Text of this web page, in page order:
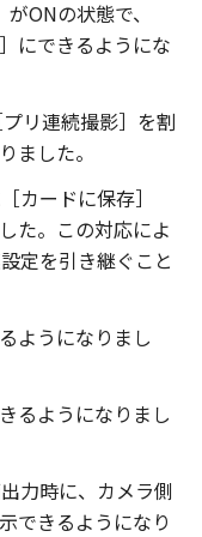
ONの状態で、
にできるようにな
リ連続撮影］を割
ました。
カードに保存］
た。この対応によ
定を引き継ぐこと
ようになりまし
るようになりまし
力時に、カメラ側
できるようになり